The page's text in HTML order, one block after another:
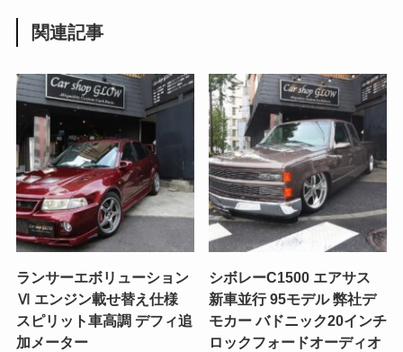
関連記事
ランサーエボリューション
Ⅵ エンジン載せ替え仕様
スピリット車高調 デフィ追
加メーター
シボレーC1500 エアサス
新車並行 95モデル 弊社デ
モカー バドニック20インチ
ロックフォードオーディオ